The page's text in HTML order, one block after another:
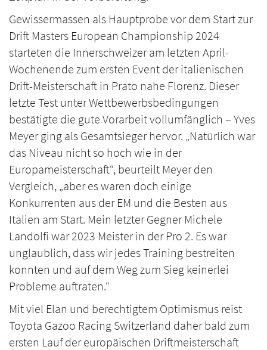
Gewissermassen als Hauptprobe vor dem Start zur
Drift Masters European Championship 2024
starteten die Innerschweizer am letzten April-
Wochenende zum ersten Event der italienischen
Drift-Meisterschaft in Prato nahe Florenz. Dieser
letzte Test unter Wettbewerbsbedingungen
bestätigte die gute Vorarbeit vollumfänglich – Yves
Meyer ging als Gesamtsieger hervor. „Natürlich war
das Niveau nicht so hoch wie in der
Europameisterschaft“, beurteilt Meyer den
Vergleich, „aber es waren doch einige
Konkurrenten aus der EM und die Besten aus
Italien am Start. Mein letzter Gegner Michele
Landolfi war 2023 Meister in der Pro 2. Es war
unglaublich, dass wir jedes Training bestreiten
konnten und auf dem Weg zum Sieg keinerlei
Probleme auftraten.“
Mit viel Elan und berechtigtem Optimismus reist
Toyota Gazoo Racing Switzerland daher bald zum
ersten Lauf der europäischen Driftmeisterschaft